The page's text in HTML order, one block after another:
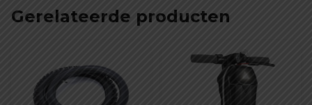
Gerelateerde producten